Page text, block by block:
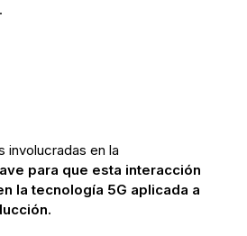
.
involucradas en la
para que esta interacción
la tecnología 5G aplicada a